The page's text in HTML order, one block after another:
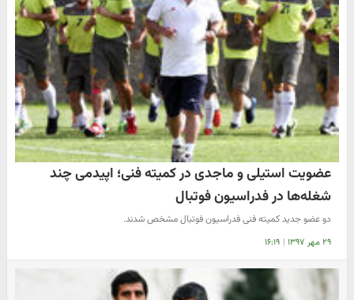
عضویت استیلی و ماجدی در کمیته فنی؛ اپیدمی چند
شغله‌ها در فدراسیون فوتبال
دو عضو جدید کمیته فنی فدراسیون فوتبال مشخص شدند.
۲۹ مهر ۱۳۹۷ | ۱۶:۱۹